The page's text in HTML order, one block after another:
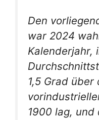
Den
war 2024
Kalenderjahr,
1,5 Grad
1900 lag,